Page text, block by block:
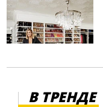
В ТРЕНДЕ